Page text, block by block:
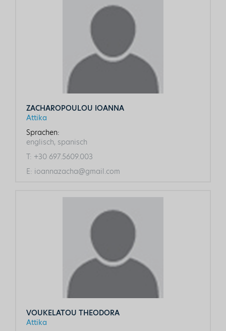
ZACHAROPOULOU IOANNA
Attika
Sprachen:
englisch, spanisch
T: +30 697.5609.003
E: ioannazacha@gmail.com
VOUKELATOU THEODORA
Attika